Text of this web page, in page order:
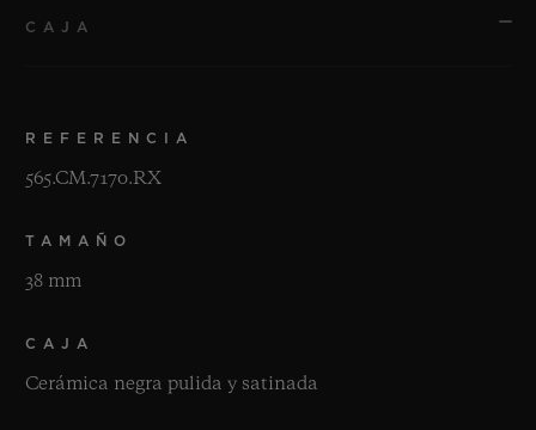
CAJA
REFERENCIA
565.CM.7170.RX
TAMAÑO
38 mm
CAJA
Cerámica negra pulida y satinada